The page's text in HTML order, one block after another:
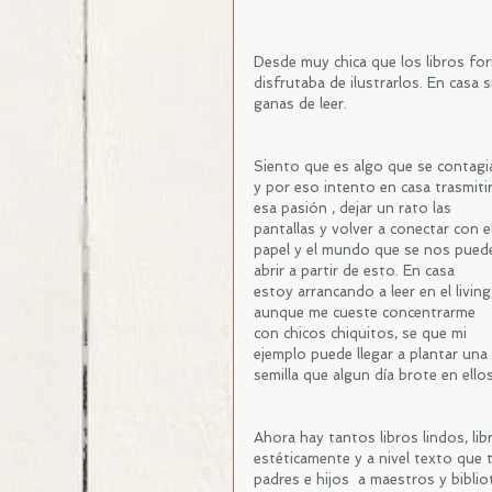
Desde muy chica que los libros
disfrutaba de ilustrarlos. En casa
ganas de leer.
Siento que es algo que se
y por eso intento en casa
esa pasión , dejar un rato las
pantallas y volver a conectar con
papel y el mundo que se nos
abrir a partir de esto. En casa
estoy arrancando a leer en el
aunque me cueste concentrarme
con chicos chiquitos, se que mi
ejemplo puede llegar a plantar una
semilla que algun día brote en
Ahora hay tantos libros lindos,
estéticamente y a nivel texto que
padres e hijos  a maestros y